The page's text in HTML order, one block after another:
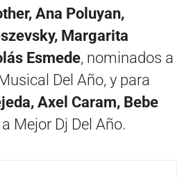
Ana Poluyan,
Margarita
Esmede, nominados a
Del Año, y para
Axel Caram, Bebe
a Mejor Dj Del Año.